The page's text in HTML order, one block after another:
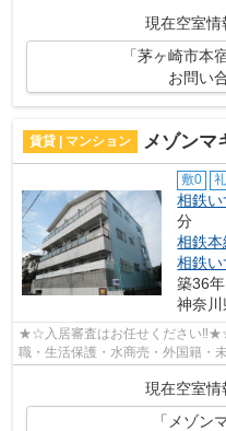
現在空室情
「茅ヶ崎市本
お問い
賃貸 | マンション メゾンマ
敷0
相鉄
分
相鉄本
相鉄
築36年
神奈川
★☆入居審査はお任せください
職・生活保護・水商売・外国籍・
現在空室情
「メゾン